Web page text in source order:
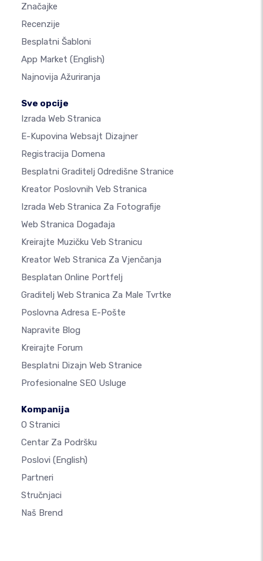
Značajke
Recenzije
Besplatni Šabloni
App Market (English)
Najnovija Ažuriranja
Sve opcije
Izrada Web Stranica
E-Kupovina Websajt Dizajner
Registracija Domena
Besplatni Graditelj Odredišne Stranice
Kreator Poslovnih Veb Stranica
Izrada Web Stranica Za Fotografije
Web Stranica Događaja
Kreirajte Muzičku Veb Stranicu
Kreator Web Stranica Za Vjenčanja
Besplatan Online Portfelj
Graditelj Web Stranica Za Male Tvrtke
Poslovna Adresa E-Pošte
Napravite Blog
Kreirajte Forum
Besplatni Dizajn Web Stranice
Profesionalne SEO Usluge
Kompanija
O Stranici
Centar Za Podršku
Poslovi (English)
Partneri
Stručnjaci
Naš Brend